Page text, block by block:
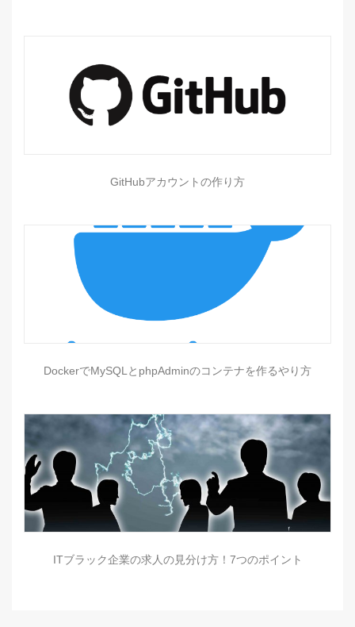
GitHubアカウントの作り方
DockerでMySQLとphpAdminのコンテナを作るやり方
ITブラック企業の求人の見分け方！7つのポイント